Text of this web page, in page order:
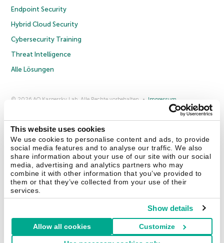
This website uses cookies
We use cookies to personalise content and ads, to provide
social media features and to analyse our traffic. We also
share information about your use of our site with our social
media, advertising and analytics partners who may
combine it with other information that you’ve provided to
them or that they’ve collected from your use of their
services.
Show details
Allow all cookies Customize
Endpoint Security
Hybrid Cloud Security
Cybersecurity Training
Threat Intelligence
Alle Lösungen
© 2026 AO Kaspersky Lab. Alle Rechte vorbehalten.
Impressum
Lizenzvereinbarung B2B
Kontakt Über uns Partner Blog
Weitere Informationen
Pressemitteilungen
Securelist Eugene Personal Blog Enzyklopädie
Deutschland & Schweiz